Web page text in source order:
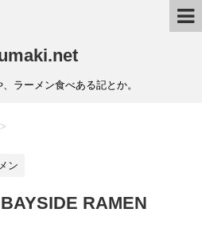
ラーメン食べある記とか。
>
ン
RAMEN